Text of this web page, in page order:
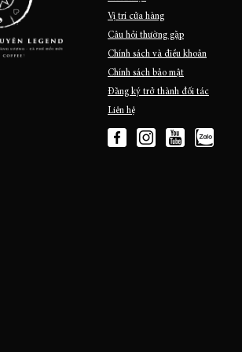
Vị trí cửa hàng
Câu hỏi thường gặp
Chính sách và điều khoản
Chính sách bảo mật
Đăng ký trở thành đối tác
Liên hệ